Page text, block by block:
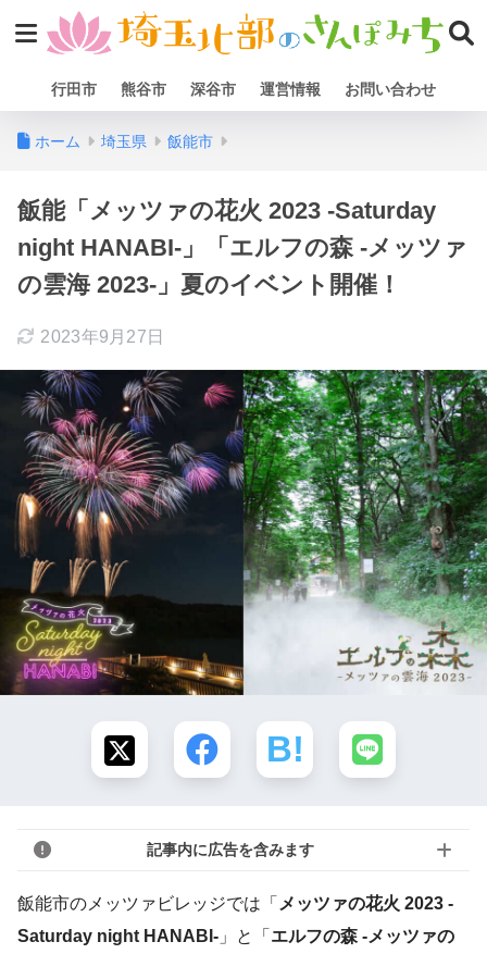
行田市 熊谷市 深谷市 運営情報 お問い合わせ
ホーム 埼玉県 飯能市
飯能「メッツァの花火 2023 -Saturday
night HANABI-」「エルフの森 -メッツァ
の雲海 2023-」夏のイベント開催！
2023年9月27日
記事内に広告を含みます
飯能市のメッツァビレッジでは「 メッツァの花火 2023 -
Saturday night HANABI- 」と「 エルフの森 -メッツァの